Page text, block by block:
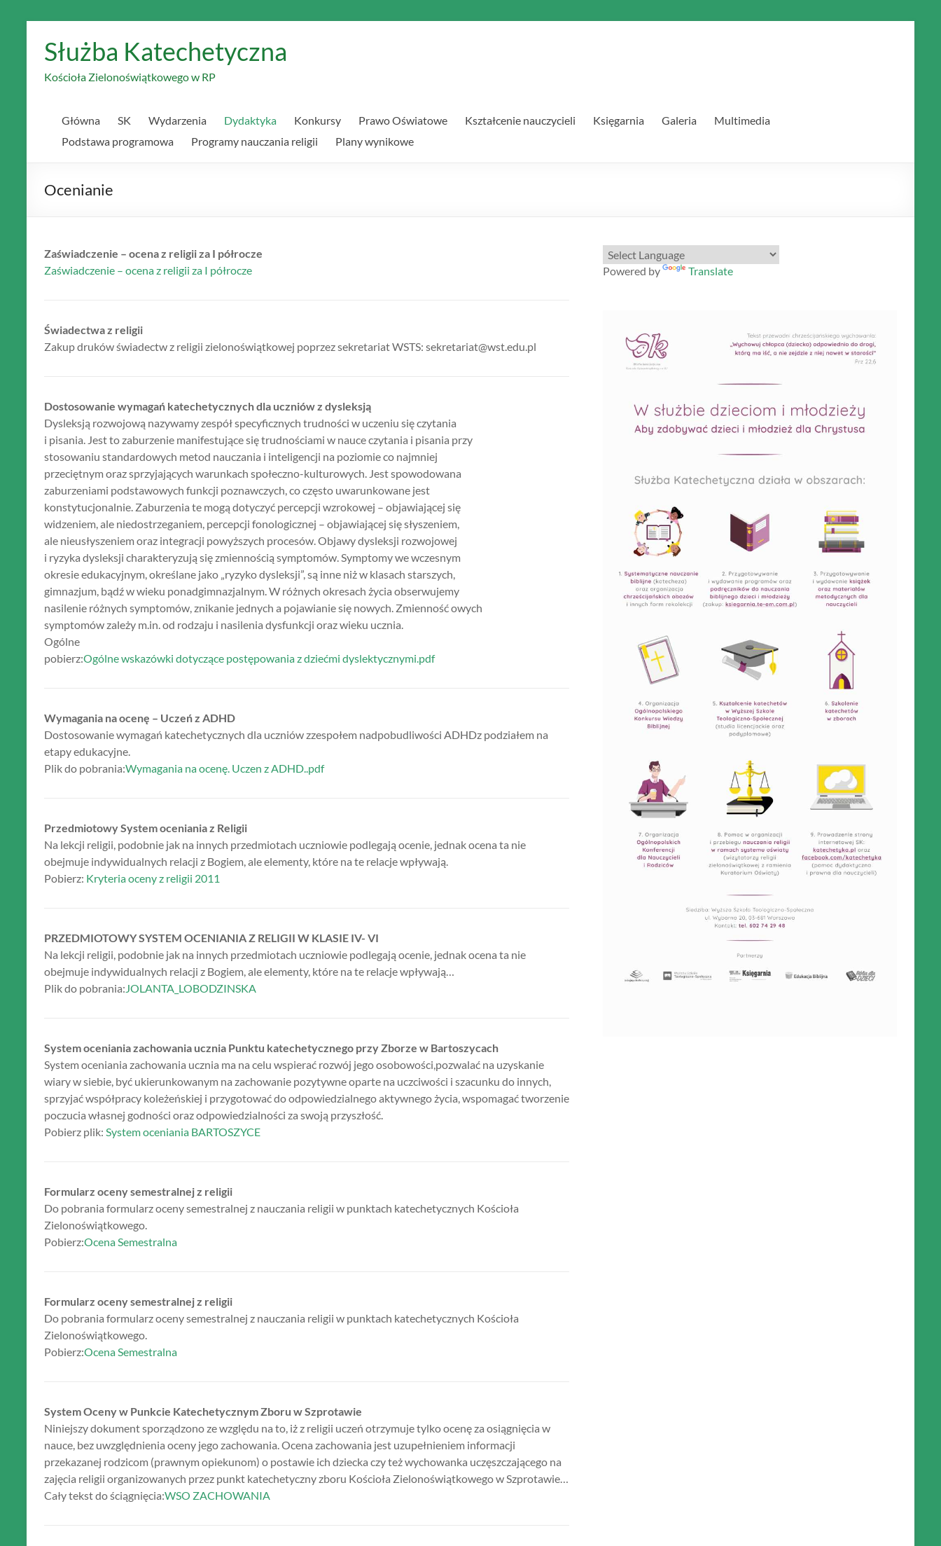
content
Służba Katechetyczna
Kościoła Zielonoświątkowego w RP
Główna SK Wydarzenia Dydaktyka Konkursy Prawo Oświatowe Kształcenie nauczycieli Księgarnia Galeria
Multimedia
Podstawa programowa
Programy nauczania religii Plany wynikowe
Ocenianie
Zaświadczenie – ocena z religii za I półrocze
Zaświadczenie – ocena z religii za I półrocze
Świadectwa z religii
Zakup druków świadectw z religii zielonoświątkowej poprzez sekretariat WSTS: sekretariat@wst.edu.pl
Dostosowanie wymagań katechetycznych dla uczniów z dysleksją
Dysleksją rozwojową nazywamy zespół specyficznych trudności w uczeniu się czytania
i pisania. Jest to zaburzenie manifestujące się trudnościami w nauce czytania i pisania przy
stosowaniu standardowych metod nauczania i inteligencji na poziomie co najmniej
przeciętnym oraz sprzyjających warunkach społeczno-kulturowych. Jest spowodowana
zaburzeniami podstawowych funkcji poznawczych, co często uwarunkowane jest
konstytucjonalnie. Zaburzenia te mogą dotyczyć percepcji wzrokowej – objawiającej się
widzeniem, ale niedostrzeganiem, percepcji fonologicznej – objawiającej się słyszeniem,
ale nieusłyszeniem oraz integracji powyższych procesów. Objawy dysleksji rozwojowej
i ryzyka dysleksji charakteryzują się zmiennością symptomów. Symptomy we wczesnym
okresie edukacyjnym, określane jako „ryzyko dysleksji”, są inne niż w klasach starszych,
gimnazjum, bądź w wieku ponadgimnazjalnym. W różnych okresach życia obserwujemy
nasilenie różnych symptomów, znikanie jednych a pojawianie się nowych. Zmienność owych
symptomów zależy m.in. od rodzaju i nasilenia dysfunkcji oraz wieku ucznia.
Ogólne
pobierz:Ogólne wskazówki dotyczące postępowania z dziećmi dyslektycznymi.pdf
Wymagania na ocenę – Uczeń z ADHD
Dostosowanie wymagań katechetycznych dla uczniów zzespołem nadpobudliwości ADHDz podziałem na
etapy edukacyjne.
Plik do pobrania:Wymagania na ocenę. Uczen z ADHD..pdf
Przedmiotowy System oceniania z Religii
Na lekcji religii, podobnie jak na innych przedmiotach uczniowie podlegają ocenie, jednak ocena ta nie
obejmuje indywidualnych relacji z Bogiem, ale elementy, które na te relacje wpływają.
Pobierz: Kryteria oceny z religii 2011
PRZEDMIOTOWY SYSTEM OCENIANIA Z RELIGII W KLASIE IV- VI
Na lekcji religii, podobnie jak na innych przedmiotach uczniowie podlegają ocenie, jednak ocena ta nie
obejmuje indywidualnych relacji z Bogiem, ale elementy, które na te relacje wpływają…
Plik do pobrania:JOLANTA_LOBODZINSKA
System oceniania zachowania ucznia Punktu katechetycznego przy Zborze w Bartoszycach
System oceniania zachowania ucznia ma na celu wspierać rozwój jego osobowości,pozwalać na uzyskanie
wiary w siebie, być ukierunkowanym na zachowanie pozytywne oparte na uczciwości i szacunku do innych,
sprzyjać współpracy koleżeńskiej i przygotować do odpowiedzialnego aktywnego życia, wspomagać tworzenie
poczucia własnej godności oraz odpowiedzialności za swoją przyszłość.
Pobierz plik: System oceniania BARTOSZYCE
Formularz oceny semestralnej z religii
Do pobrania formularz oceny semestralnej z nauczania religii w punktach katechetycznych Kościoła
Zielonoświątkowego.
Pobierz:Ocena Semestralna
Formularz oceny semestralnej z religii
Do pobrania formularz oceny semestralnej z nauczania religii w punktach katechetycznych Kościoła
Zielonoświątkowego.
Pobierz:Ocena Semestralna
System Oceny w Punkcie Katechetycznym Zboru w Szprotawie
Niniejszy dokument sporządzono ze względu na to, iż z religii uczeń otrzymuje tylko ocenę za osiągnięcia w
nauce, bez uwzględnienia oceny jego zachowania. Ocena zachowania jest uzupełnieniem informacji
przekazanej rodzicom (prawnym opiekunom) o postawie ich dziecka czy też wychowanka uczęszczającego na
zajęcia religii organizowanych przez punkt katechetyczny zboru Kościoła Zielonoświątkowego w Szprotawie…
Cały tekst do ściągnięcia:WSO ZACHOWANIA
Powered by Translate